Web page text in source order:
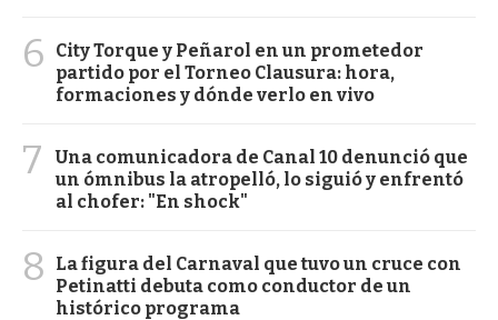
6
City Torque y Peñarol en un prometedor
partido por el Torneo Clausura: hora,
formaciones y dónde verlo en vivo
7
Una comunicadora de Canal 10 denunció que
un ómnibus la atropelló, lo siguió y enfrentó
al chofer: "En shock"
8
La figura del Carnaval que tuvo un cruce con
Petinatti debuta como conductor de un
histórico programa